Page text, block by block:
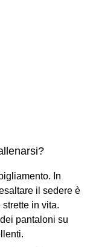
In
il sedere è
in vita.
pantaloni su